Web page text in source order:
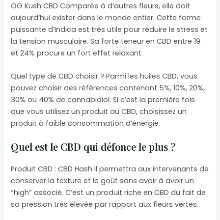
OG Kush CBD Comparée à d’autres fleurs, elle doit
aujourd’hui exister dans le monde entier. Cette forme
puissante d’Indica est très utile pour réduire le stress et
la tension musculaire. Sa forte teneur en CBD entre 19
et 24% procure un fort effet relaxant.
Quel type de CBD choisir ? Parmi les huiles CBD, vous
pouvez choisir des références contenant 5%, 10%, 20%,
30% ou 40% de cannabidiol. Si c’est la première fois
que vous utilisez un produit au CBD, choisissez un
produit à faible consommation d’énergie.
Quel est le CBD qui défonce le plus ?
Produit CBD : CBD Hash Il permettra aux intervenants de
conserver la texture et le goût sans avoir à avoir un
“high” associé. C’est un produit riche en CBD du fait de
sa pression très élevée par rapport aux fleurs vertes.